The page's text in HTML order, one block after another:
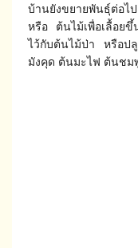
บ้านยังขยายพันธุ์ต่อไ
หรือ ต้นไม้เพื่อเลื้อย
ไว้กับต้นไม้ป่า หรือป
มังคุด ต้นมะไฟ ต้นชม